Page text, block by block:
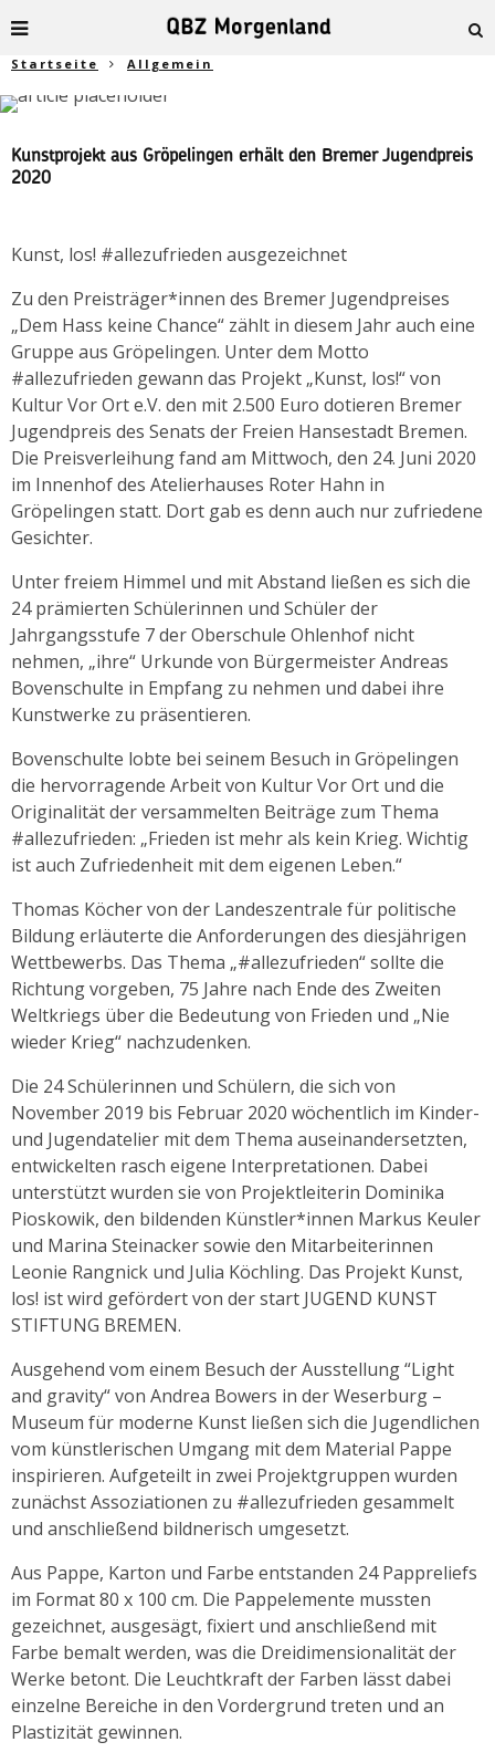
Startseite Allgemein
Kunstprojekt aus Gröpelingen erhält den Bremer Jugendpreis
2020
Kunst, los! #allezufrieden ausgezeichnet
Zu den Preisträger*innen des Bremer Jugendpreises
„Dem Hass keine Chance“ zählt in diesem Jahr auch eine
Gruppe aus Gröpelingen. Unter dem Motto
#allezufrieden gewann das Projekt „Kunst, los!“ von
Kultur Vor Ort e.V. den mit 2.500 Euro dotieren Bremer
Jugendpreis des Senats der Freien Hansestadt Bremen.
Die Preisverleihung fand am Mittwoch, den 24. Juni 2020
im Innenhof des Atelierhauses Roter Hahn in
Gröpelingen statt. Dort gab es denn auch nur zufriedene
Gesichter.
Unter freiem Himmel und mit Abstand ließen es sich die
24 prämierten Schülerinnen und Schüler der
Jahrgangsstufe 7 der Oberschule Ohlenhof nicht
nehmen, „ihre“ Urkunde von Bürgermeister Andreas
Bovenschulte in Empfang zu nehmen und dabei ihre
Kunstwerke zu präsentieren.
Bovenschulte lobte bei seinem Besuch in Gröpelingen
die hervorragende Arbeit von Kultur Vor Ort und die
Originalität der versammelten Beiträge zum Thema
#allezufrieden: „Frieden ist mehr als kein Krieg. Wichtig
ist auch Zufriedenheit mit dem eigenen Leben.“
Thomas Köcher von der Landeszentrale für politische
Bildung erläuterte die Anforderungen des diesjährigen
Wettbewerbs. Das Thema „#allezufrieden“ sollte die
Richtung vorgeben, 75 Jahre nach Ende des Zweiten
Weltkriegs über die Bedeutung von Frieden und „Nie
wieder Krieg“ nachzudenken.
Die 24 Schülerinnen und Schülern, die sich von
November 2019 bis Februar 2020 wöchentlich im Kinder-
und Jugendatelier mit dem Thema auseinandersetzten,
entwickelten rasch eigene Interpretationen. Dabei
unterstützt wurden sie von Projektleiterin Dominika
Pioskowik, den bildenden Künstler*innen Markus Keuler
und Marina Steinacker sowie den Mitarbeiterinnen
Leonie Rangnick und Julia Köchling. Das Projekt Kunst,
los! ist wird gefördert von der start JUGEND KUNST
STIFTUNG BREMEN.
Ausgehend vom einem Besuch der Ausstellung “Light
and gravity“ von Andrea Bowers in der Weserburg –
Museum für moderne Kunst ließen sich die Jugendlichen
vom künstlerischen Umgang mit dem Material Pappe
inspirieren. Aufgeteilt in zwei Projektgruppen wurden
zunächst Assoziationen zu #allezufrieden gesammelt
und anschließend bildnerisch umgesetzt.
Aus Pappe, Karton und Farbe entstanden 24 Pappreliefs
im Format 80 x 100 cm. Die Pappelemente mussten
gezeichnet, ausgesägt, fixiert und anschließend mit
Farbe bemalt werden, was die Dreidimensionalität der
Werke betont. Die Leuchtkraft der Farben lässt dabei
einzelne Bereiche in den Vordergrund treten und an
Plastizität gewinnen.